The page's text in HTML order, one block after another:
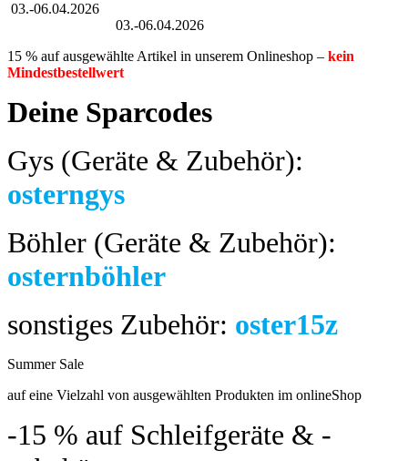
03.-06.04.2026
03.-06.04.2026
15 % auf ausgewählte Artikel in unserem Onlineshop – kein
Mindestbestellwert
Deine Sparcodes
Gys (Geräte & Zubehör):
osterngys
Böhler (Geräte & Zubehör):
osternböhler
sonstiges Zubehör: oster15z
Summer Sale
auf eine Vielzahl von ausgewählten Produkten im onlineShop
-15 % auf Schleifgeräte & -